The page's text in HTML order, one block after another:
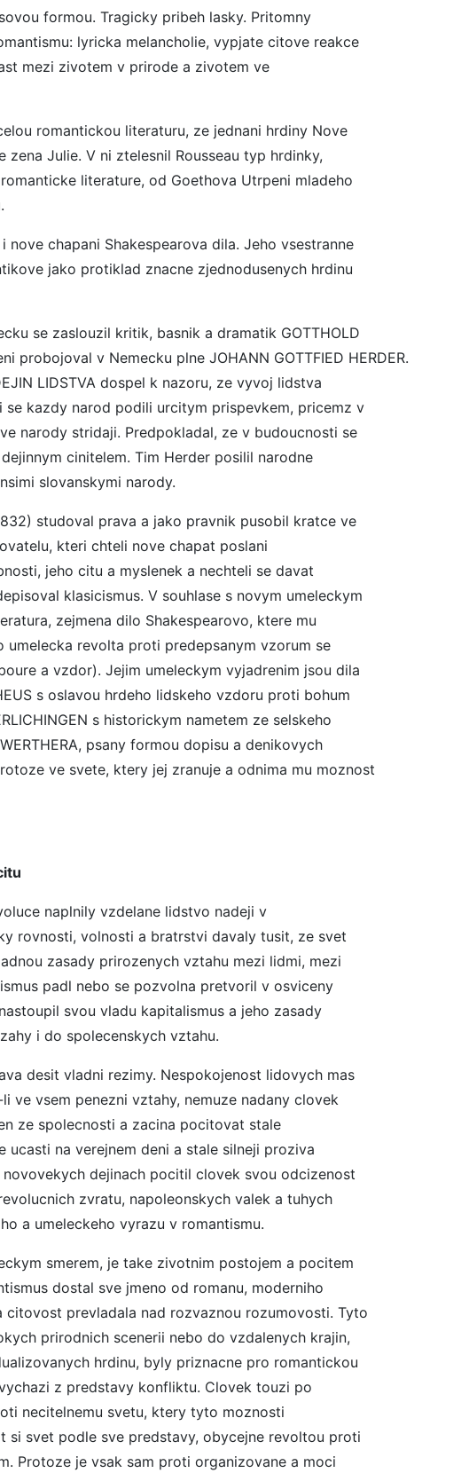
formou. Tragicky pribeh lasky. Pritomny
lyricka melancholie, vypjate citove reakce
mezi zivotem v prirode a zivotem ve
romantickou literaturu, ze jednani hrdiny Nove
zena Julie. V ni ztelesnil Rousseau typ hrdinky,
literature, od Goethova Utrpeni mladeho
chapani Shakespearova dila. Jeho vsestranne
jako protiklad znacne zjednodusenych hrdinu
se zaslouzil kritik, basnik a dramatik GOTTHOLD
probojoval v Nemecku plne JOHANN GOTTFIED HERDER.
LIDSTVA dospel k nazoru, ze vyvoj lidstva
kazdy narod podili urcitym prispevkem, pricemz v
narody stridaji. Predpokladal, ze v budoucnosti se
cinitelem. Tim Herder posilil narodne
slovanskymi narody.
studoval prava a jako pravnik pusobil kratce ve
kteri chteli nove chapat poslani
jeho citu a myslenek a nechteli se davat
klasicismus. V souhlase s novym umeleckym
zejmena dilo Shakespearovo, ktere mu
revolta proti predepsanym vzorum se
a vzdor). Jejim umeleckym vyjadrenim jsou dila
s oslavou hrdeho lidskeho vzdoru proti bohum
s historickym nametem ze selskeho
psany formou dopisu a denikovych
ve svete, ktery jej zranuje a odnima mu moznost
naplnily vzdelane lidstvo nadeji v
rovnosti, volnosti a bratrstvi davaly tusit, ze svet
zasady prirozenych vztahu mezi lidmi, mezi
padl nebo se pozvolna pretvoril v osviceny
svou vladu kapitalismus a jeho zasady
i do spolecenskych vztahu.
desit vladni rezimy. Nespokojenost lidovych mas
ve vsem penezni vztahy, nemuze nadany clovek
ze spolecnosti a zacina pocitovat stale
na verejnem deni a stale silneji proziva
dejinach pocitil clovek svou odcizenost
zvratu, napoleonskych valek a tuhych
a umeleckeho vyrazu v romantismu.
smerem, je take zivotnim postojem a pocitem
dostal sve jmeno od romanu, moderniho
citovost prevladala nad rozvaznou rozumovosti. Tyto
prirodnich scenerii nebo do vzdalenych krajin,
hrdinu, byly priznacne pro romantickou
z predstavy konfliktu. Clovek touzi po
necitelnemu svetu, ktery tyto moznosti
si svet podle sve predstavy, obycejne revoltou proti
Protoze je vsak sam proti organizovane a moci